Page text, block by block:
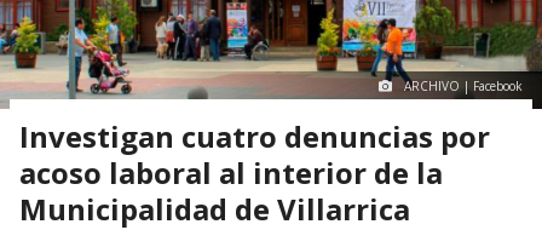
ARCHIVO | Facebook
Investigan cuatro denuncias por
acoso laboral al interior de la
Municipalidad de Villarrica